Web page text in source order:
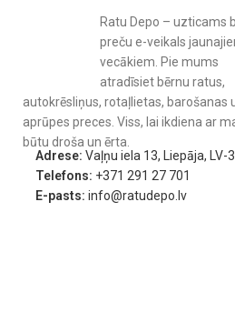
Ratu Depo – uzticams
preču e-veikals
vecākiem. Pie mums
atradīsiet bērnu ratus,
autokrēsliņus, rotaļlietas, barošanas
aprūpes preces. Viss, lai ikdiena ar
būtu droša un ērta.
Adrese: Vaļņu iela 13, Liepāja, LV-
Telefons: +371 291 27 701
E-pasts: info@ratudepo.lv